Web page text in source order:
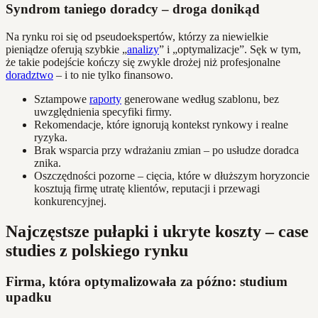
Syndrom taniego doradcy – droga donikąd
Na rynku roi się od pseudoekspertów, którzy za niewielkie
pieniądze oferują szybkie „analizy” i „optymalizacje”. Sęk w tym,
że takie podejście kończy się zwykle drożej niż profesjonalne
doradztwo – i to nie tylko finansowo.
Sztampowe raporty generowane według szablonu, bez
uwzględnienia specyfiki firmy.
Rekomendacje, które ignorują kontekst rynkowy i realne
ryzyka.
Brak wsparcia przy wdrażaniu zmian – po usłudze doradca
znika.
Oszczędności pozorne – cięcia, które w dłuższym horyzoncie
kosztują firmę utratę klientów, reputacji i przewagi
konkurencyjnej.
Najczęstsze pułapki i ukryte koszty – case
studies z polskiego rynku
Firma, która optymalizowała za późno: studium
upadku